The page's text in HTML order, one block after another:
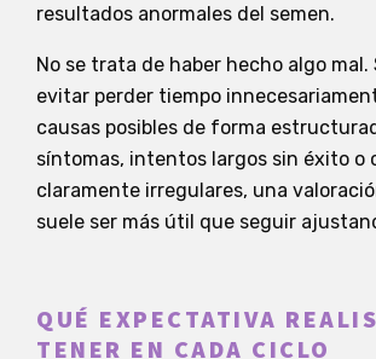
resultados anormales del semen.
No se trata de haber hecho algo
evitar perder tiempo
causas posibles de forma
síntomas, intentos largos sin éxito o
claramente irregulares, una
suele ser más útil que seguir
QUÉ EXPECTATIVA
TENER EN CADA CICLO